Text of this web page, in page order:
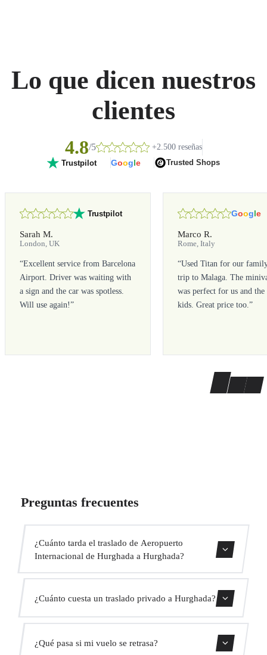
Lo que dicen nuestros
clientes
4.8/5 +2.500 reseñas
Trustpilot Google Trusted Shops
Trustpilot
Sarah M.
London, UK
“Excellent service from Barcelona
Airport. Driver was waiting with
a sign and the car was spotless.
Will use again!”
Google
Marco R.
Rome, Italy
“Used Titan for our
trip to Malaga. The
was perfect for us and the
kids. Great price too.”
Preguntas frecuentes
¿Cuánto tarda el traslado de Aeropuerto
Internacional de Hurghada a Hurghada?
¿Cuánto cuesta un traslado privado a Hurghada?
Usa nuestro formulario de reserva para obtener un precio
fijo al instante. Sin cargos ocultos.
¿Qué pasa si mi vuelo se retrasa?